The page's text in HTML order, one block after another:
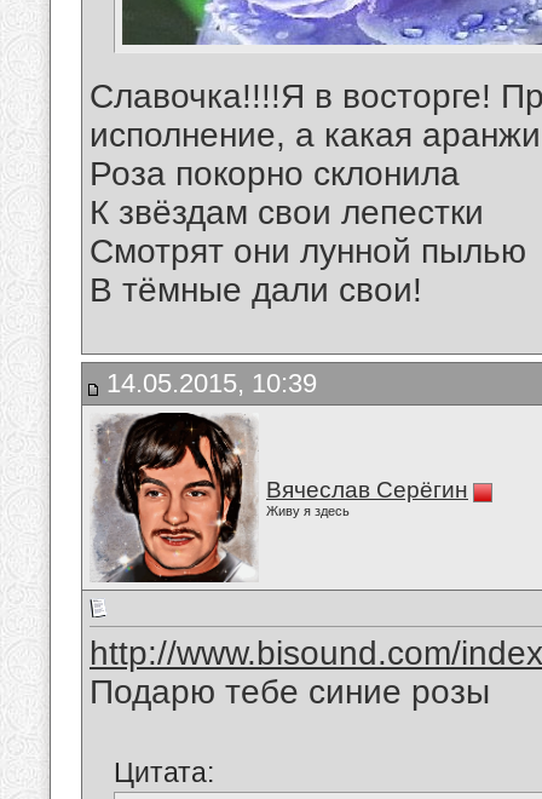
Славочка!!!!Я в восторге!
исполнение, а какая
Роза покорно склонила
К звёздам свои лепестки
Смотрят они лунной пылью
В тёмные дали свои!
14.05.2015, 10:39
Вячеслав Серёгин
Живу я здесь
http://www.bisound.com/
Подарю тебе синие розы
Цитата: